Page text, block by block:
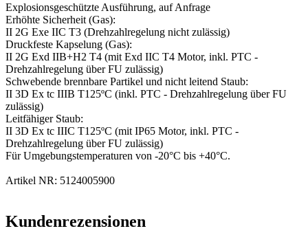
Explosionsgeschützte Ausführung, auf Anfrage
Erhöhte Sicherheit (Gas):
II 2G Exe IIC T3 (Drehzahlregelung nicht zulässig)
Druckfeste Kapselung (Gas):
II 2G Exd IIB+H2 T4 (mit Exd IIC T4 Motor, inkl. PTC -
Drehzahlregelung über FU zulässig)
Schwebende brennbare Partikel und nicht leitend Staub:
II 3D Ex tc IIIB T125ºC (inkl. PTC - Drehzahlregelung über FU
zulässig)
Leitfähiger Staub:
II 3D Ex tc IIIC T125ºC (mit IP65 Motor, inkl. PTC -
Drehzahlregelung über FU zulässig)
Für Umgebungstemperaturen von -20°C bis +40°C.
Artikel NR: 5124005900
Kundenrezensionen